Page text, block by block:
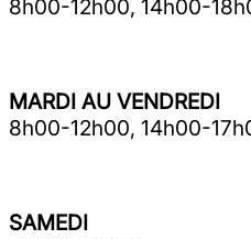
8h00-12h00, 14h00-
MARDI AU VENDREDI
8h00-12h00, 14h00-
SAMEDI